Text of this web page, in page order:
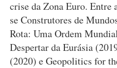
crise da Zona Euro. Entre
se Construtores de
Rota: Uma Ordem
Despertar da Eurásia
(2020) e Geopolitics for